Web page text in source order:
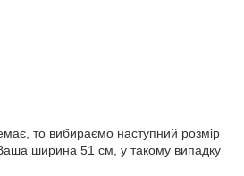
то вибираємо наступний розмір
ширина 51 см, у такому випадку